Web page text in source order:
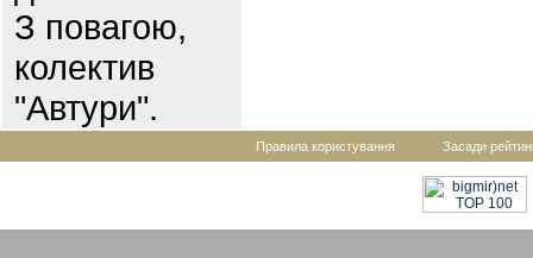
З повагою,
колектив
"Автури".
Правила користування Засади